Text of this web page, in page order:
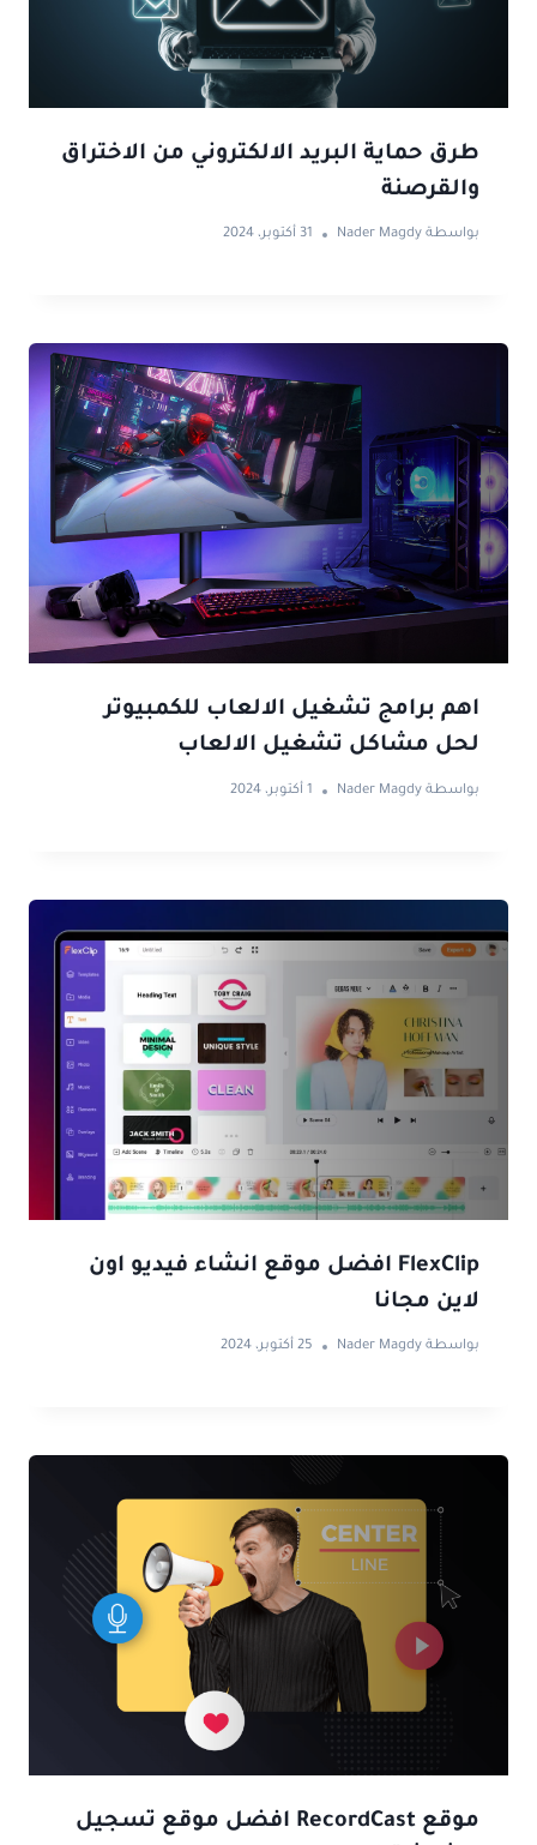
طرق حماية البريد الالكتروني من الاختراق
والقرصنة
بواسطة Nader Magdy 31 أكتوبر، 2024
اهم برامج تشغيل الالعاب للكمبيوتر
لحل مشاكل تشغيل الالعاب
بواسطة Nader Magdy 1 أكتوبر، 2024
FlexClip افضل موقع انشاء فيديو اون
لاين مجانا
بواسطة Nader Magdy 25 أكتوبر، 2024
موقع RecordCast افضل موقع تسجيل